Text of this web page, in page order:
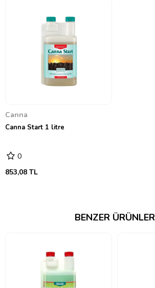
Canna
Canna Start 1 litre
0
853,08 TL
BENZER ÜRÜNLER